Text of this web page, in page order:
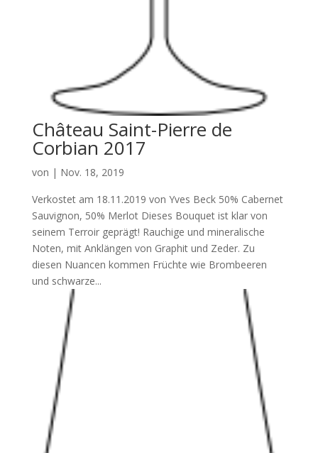
Château Saint-Pierre de
Corbian 2017
von | Nov. 18, 2019
Verkostet am 18.11.2019 von Yves Beck 50% Cabernet
Sauvignon, 50% Merlot Dieses Bouquet ist klar von
seinem Terroir geprägt! Rauchige und mineralische
Noten, mit Anklängen von Graphit und Zeder. Zu
diesen Nuancen kommen Früchte wie Brombeeren
und schwarze...